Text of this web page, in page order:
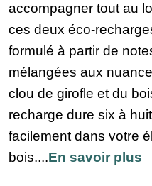
accompagner tout au
ces deux éco-
formulé à partir de
mélangées aux
clou de girofle et du
recharge dure six à
facilement dans votre
bois....En savoir plus